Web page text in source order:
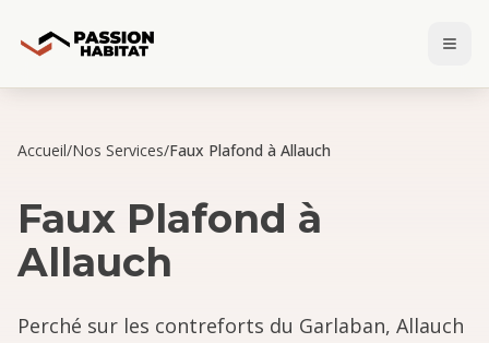
Accueil/Nos Services/Faux Plafond à Allauch
Faux Plafond à
Allauch
Perché sur les contreforts du Garlaban, Allauch